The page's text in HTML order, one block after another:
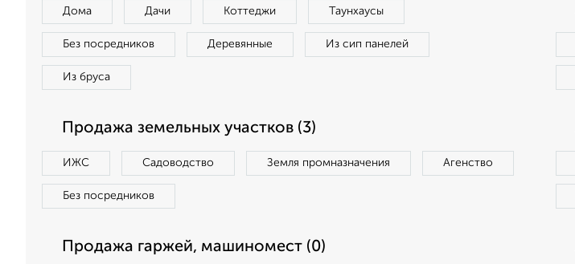
Дома Дачи Коттеджи Таунхаусы
Без посредников Деревянные Из сип панелей
Из бруса
Продажа земельных участков (3)
ИЖС Садоводство Земля промназначения Агенство
Без посредников
Продажа гаржей, машиномест (0)